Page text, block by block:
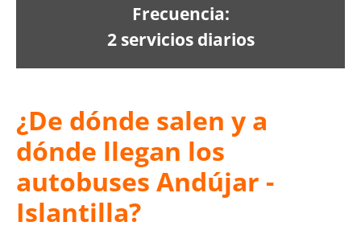
Frecuencia:
2 servicios diarios
¿De dónde salen y a
dónde llegan los
autobuses Andújar -
Islantilla?